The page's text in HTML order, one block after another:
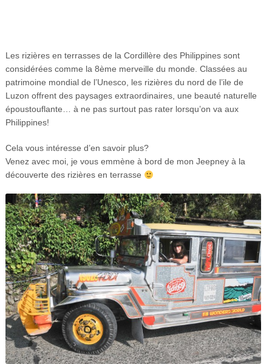
Les rizières en terrasses de la Cordillère des Philippines sont
considérées comme la 8ème merveille du monde. Classées au
patrimoine mondial de l’Unesco, les rizières du nord de l’ile de
Luzon offrent des paysages extraordinaires, une beauté naturelle
époustouflante… à ne pas surtout pas rater lorsqu’on va aux
Philippines!
Cela vous intéresse d’en savoir plus?
Venez avec moi, je vous emmène à bord de mon Jeepney à la
découverte des rizières en terrasse